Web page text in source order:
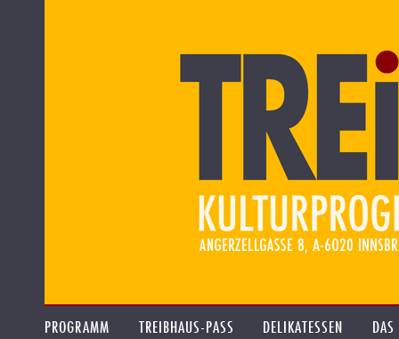
PROGRAMM TREIBHAUS-PASS DELIKATESSEN